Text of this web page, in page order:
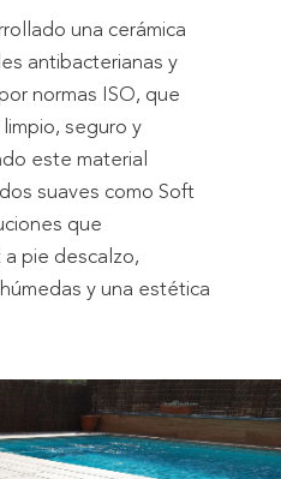
una cerámica
antibacterianas y
normas ISO, que
seguro y
este material
suaves como Soft
que
pie descalzo,
y una estética